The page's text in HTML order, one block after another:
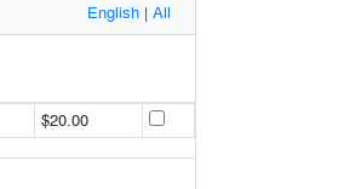
English | All
$20.00